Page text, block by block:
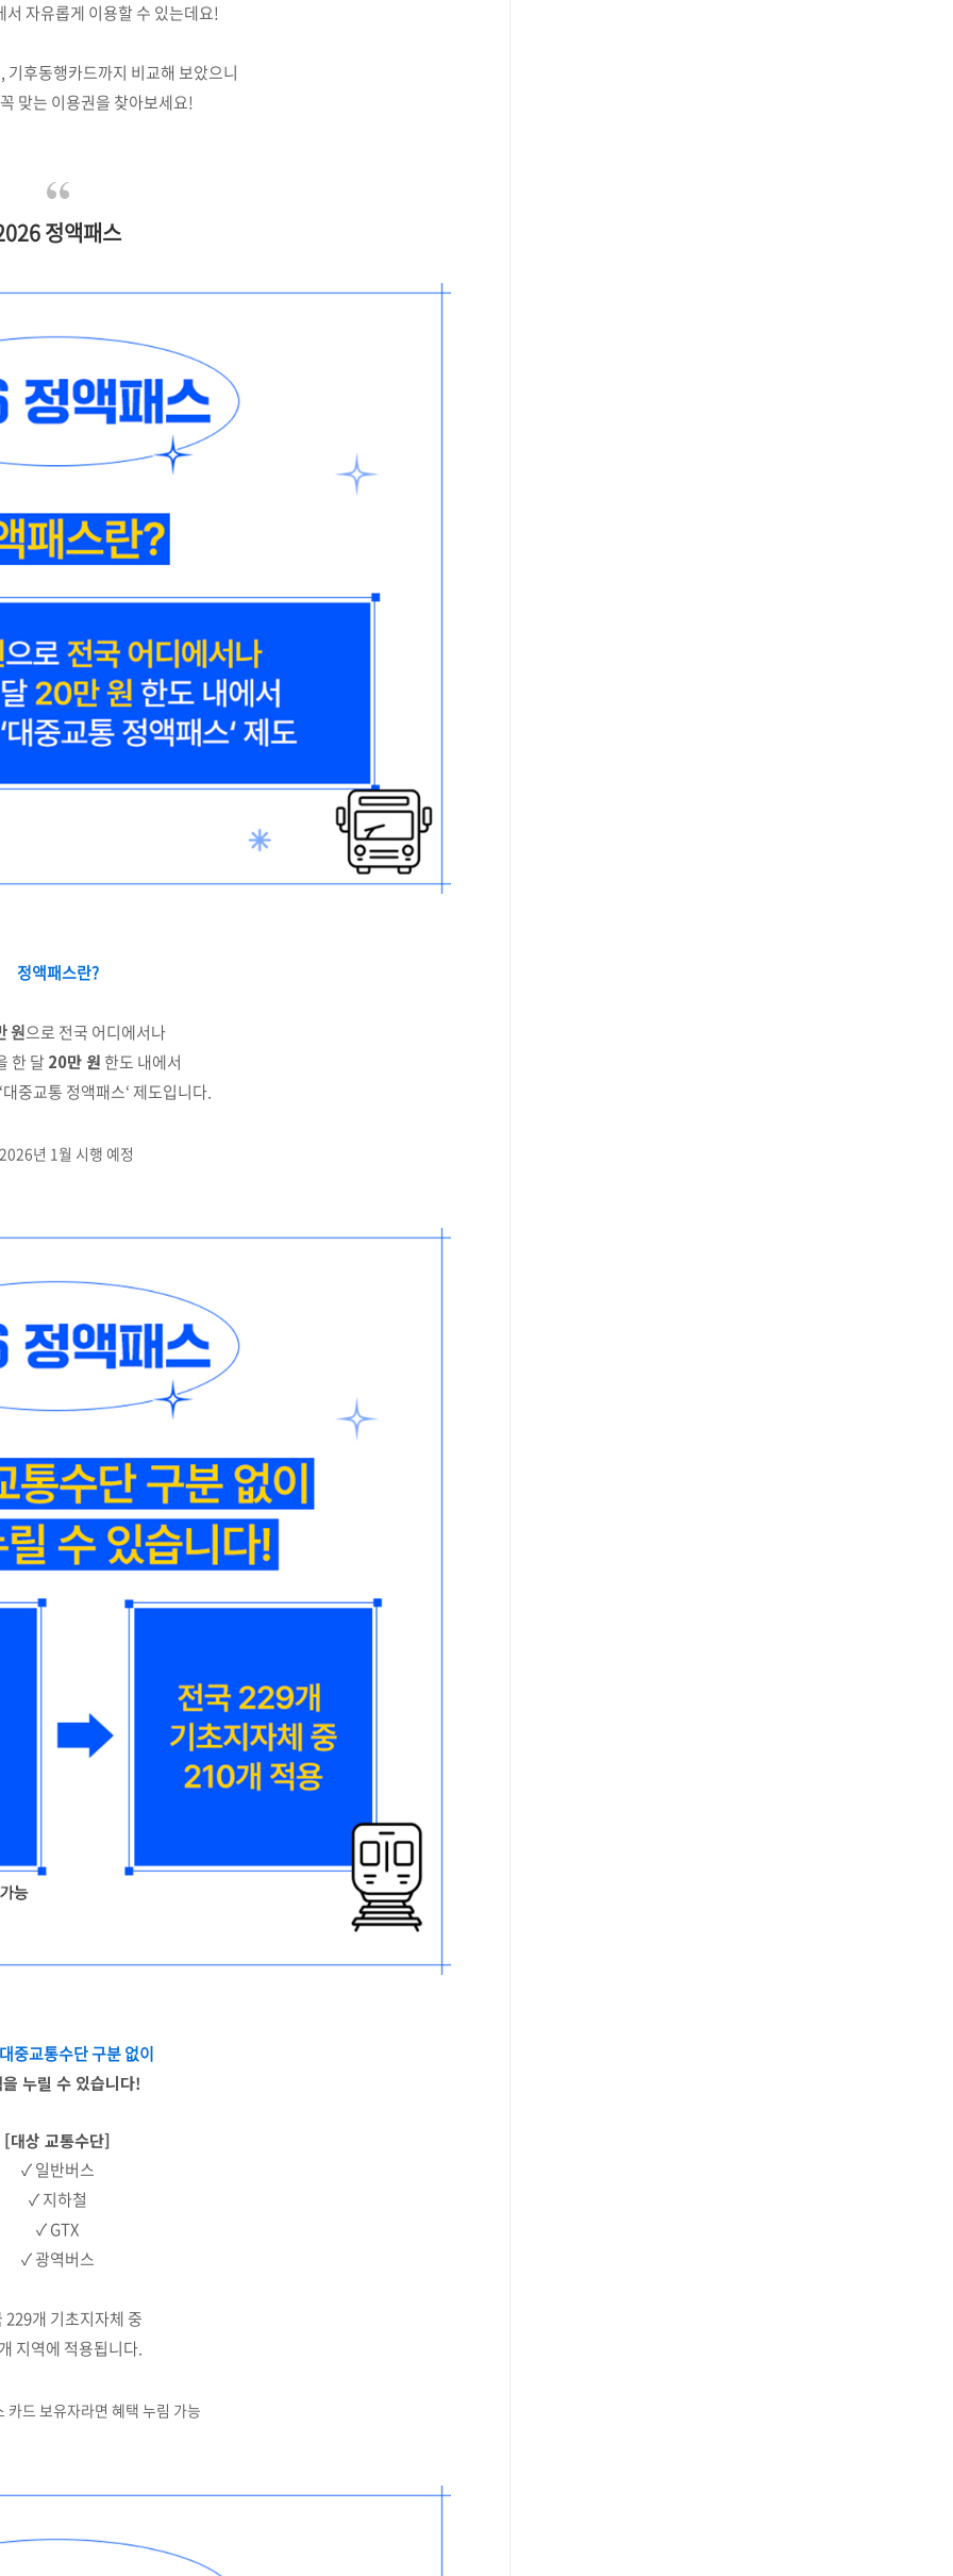
서 자유롭게 이용할 수 있는데요!
기후동행카드까지 비교해 보았으니
맞는 이용권을 찾아보세요!
정액패스
정액패스란?
원으로 전국 어디에서나
한 달 20만 원 한도 내에서
중교통 정액패스‘ 제도입니다.
년 1월 시행 예정
중교통수단 구분 없이
누릴 수 있습니다!
[대상 교통수단]
✓ 일반버스
✓ 지하철
✓ GTX
✓ 광역버스
229개 기초지자체 중
지역에 적용됩니다.
드 보유자라면 혜택 누림 가능